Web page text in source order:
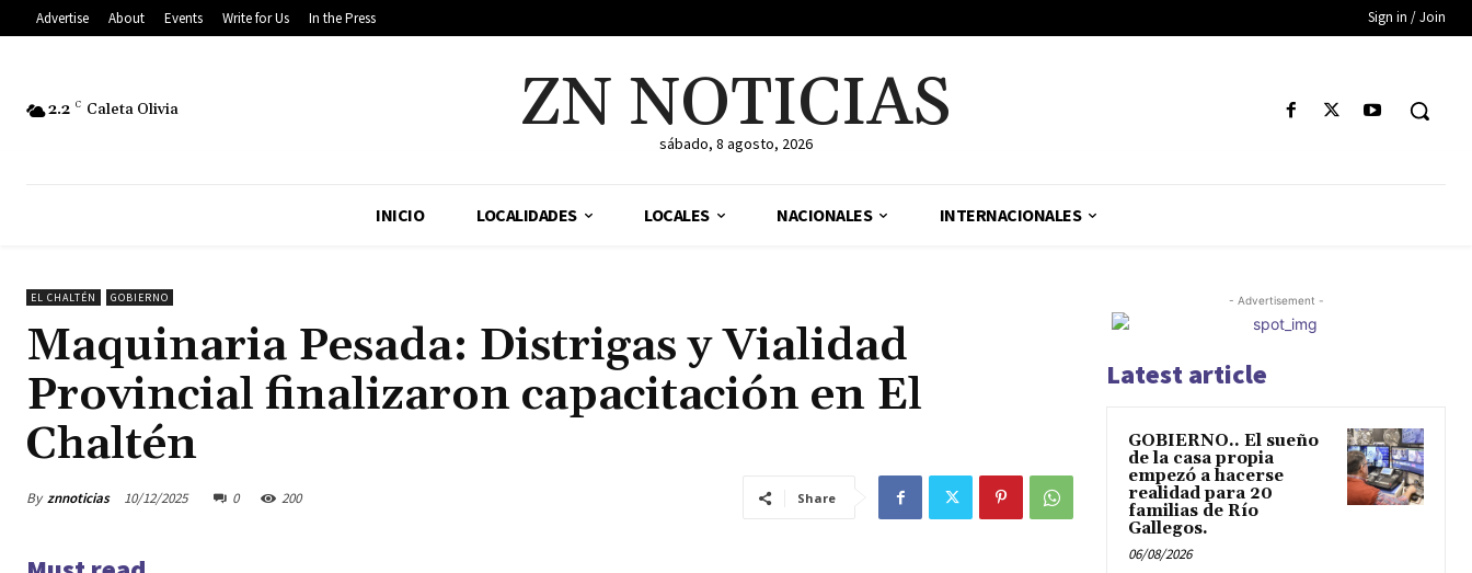
Advertise About Events Write for Us In the Press Sign in / Join
2.2 C Caleta Olivia ZN NOTICIAS
sábado, 8 agosto, 2026
INICIO LOCALIDADES LOCALES NACIONALES INTERNACIONALES
EL CHALTÉN GOBIERNO
Maquinaria Pesada: Distrigas y Vialidad
Provincial finalizaron capacitación en El
Chaltén
By znnoticias 10/12/2025 0 200 Share
- Advertisement -
Latest article
GOBIERNO.. El sueño
de la casa propia
empezó a hacerse
realidad para 20
familias de Río
Gallegos.
06/08/2026